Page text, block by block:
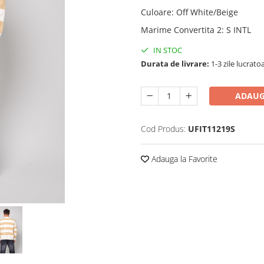
Culoare: Off White/Beige
Marime Convertita 2: S INTL
IN STOC
Durata de livrare: 1-3 zile
Cod Produs: UFIT11219S
Adauga la Favorite